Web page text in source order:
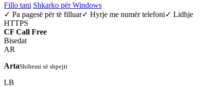
Fillo tani Shkarko për Windows
✓ Pa pagesë për të filluar✓ Hyrje me numër telefoni✓ Lidhje
HTTPS
CF Call Free
Bisedat
AR
ArtaShihemi së shpejti
LB